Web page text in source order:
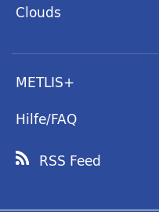
Clouds
METLIS+
Hilfe/FAQ
RSS Feed